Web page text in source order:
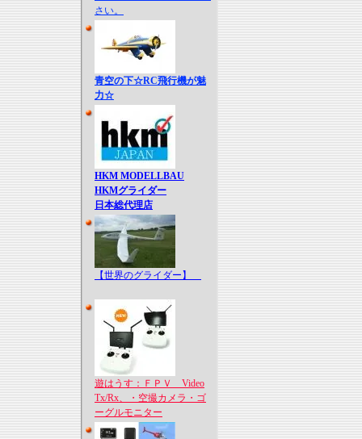
さい。
青空の下☆RC飛行機が魅
力☆
HKM MODELLBAU
HKMグライダー
日本総代理店
【世界のグライダー】
遊はうす：ＦＰＶ Video
Tx/Rx、・空撮カメラ・ゴ
ーグルモニター